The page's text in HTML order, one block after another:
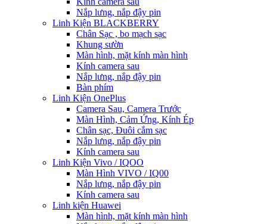
Nắp lưng, nắp đậy pin
Linh Kiện BLACKBERRY
Chân Sạc , bo mạch sạc
Khung sườn
Màn hình, mặt kính màn hình
Kính camera sau
Nắp lưng, nắp đậy pin
Bàn phím
Linh Kiện OnePlus
Camera Sau, Camera Trước
Màn Hình, Cảm Ứng, Kính Ép
Chân sạc, Đuôi cắm sạc
Nắp lưng, nắp đậy pin
Kính camera sau
Linh Kiện Vivo / IQOO
Màn Hình VIVO / IQ00
Nắp lưng, nắp đậy pin
Kính camera sau
Linh kiện Huawei
Màn hình, mặt kính màn hình